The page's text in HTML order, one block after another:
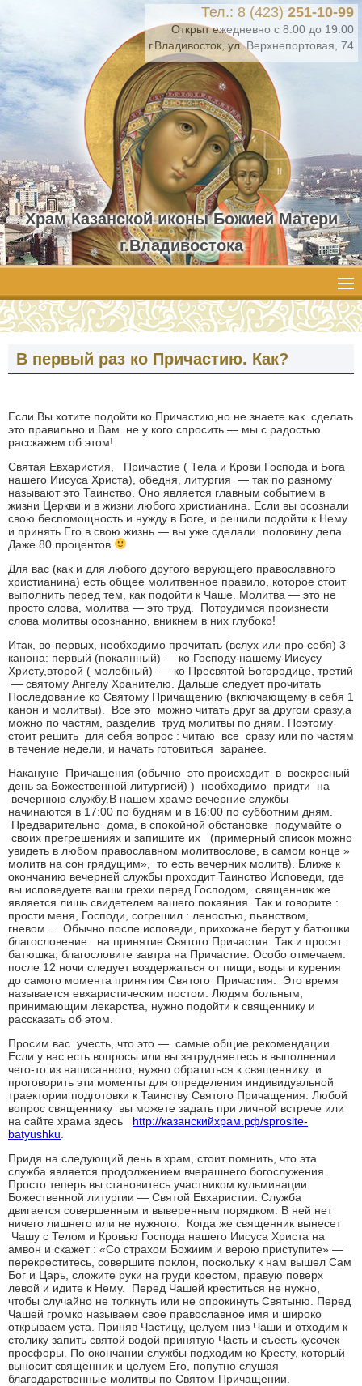
Тел.: 8 (423) 251-10-99
Открыт ежедневно с 8:00 до 19:00
г.Владивосток, ул. Верхнепортовая, 74
Храм Казанской иконы Божией Матери
г.Владивостока
В первый раз ко Причастию. Как?
Если Вы хотите подойти ко Причастию,но не знаете как сделать
это правильно и Вам не у кого спросить — мы с радостью
расскажем об этом!
Святая Евхаристия, Причастие ( Тела и Крови Господа и Бога
нашего Иисуса Христа), обедня, литургия — так по разному
называют это Таинство. Оно является главным событием в
жизни Церкви и в жизни любого христианина. Если вы осознали
свою беспомощность и нужду в Боге, и решили подойти к Нему
и принять Его в свою жизнь — вы уже сделали половину дела.
Даже 80 процентов
Для вас (как и для любого другого верующего православного
христианина) есть общее молитвенное правило, которое стоит
выполнить перед тем, как подойти к Чаше. Молитва — это не
просто слова, молитва — это труд. Потрудимся произнести
слова молитвы осознанно, вникнем в них глубоко!
Итак, во-первых, необходимо прочитать (вслух или про себя) 3
канона: первый (покаянный) — ко Господу нашему Иисусу
Христу,второй ( молебный) — ко Пресвятой Богородице, третий
— святому Ангелу Хранителю. Дальше следует прочитать
Последование ко Святому Причащению (включающему в себя 1
канон и молитвы). Все это можно читать друг за другом сразу,а
можно по частям, разделив труд молитвы по дням. Поэтому
стоит решить для себя вопрос : читаю все сразу или по частям
в течение недели, и начать готовиться заранее.
Накануне Причащения (обычно это происходит в воскресный
день за Божественной литургией) ) необходимо придти на
вечернюю службу.В нашем храме вечерние службы
начинаются в 17:00 по будням и в 16:00 по субботним дням.
Предварительно дома, в спокойной обстановке подумайте о
своих прегрешениях и запишите их (примерный список можно
увидеть в любом православном молитвослове, в самом конце »
молитв на сон грядущим», то есть вечерних молитв). Ближе к
окончанию вечерней службы проходит Таинство Исповеди, где
вы исповедуете ваши грехи перед Господом, священник же
является лишь свидетелем вашего покаяния. Так и говорите :
прости меня, Господи, согрешил : леностью, пьянством,
гневом… Обычно после исповеди, прихожане берут у батюшки
благословение на принятие Святого Причастия. Так и просят :
батюшка, благословите завтра на Причастие. Особо отмечаем:
после 12 ночи следует воздержаться от пищи, воды и курения
до самого момента принятия Святого Причастия. Это время
называется евхаристическим постом. Людям больным,
принимающим лекарства, нужно подойти к священнику и
рассказать об этом.
Просим вас учесть, что это — самые общие рекомендации.
Если у вас есть вопросы или вы затрудняетесь в выполнении
чего-то из написанного, нужно обратиться к священнику и
проговорить эти моменты для определения индивидуальной
траектории подготовки к Таинству Святого Причащения. Любой
вопрос священнику вы можете задать при личной встрече или
на сайте храма здесь http://казанскийхрам.рф/sprosite-
batyushku
Придя на следующий день в храм, стоит помнить, что эта
служба является продолжением вчерашнего богослужения.
Просто теперь вы становитесь участником кульминации
Божественной литургии — Святой Евхаристии. Служба
двигается совершенным и выверенным порядком. В ней нет
ничего лишнего или не нужного. Когда же священник вынесет
Чашу с Телом и Кровью Господа нашего Иисуса Христа на
амвон и скажет : «Со страхом Божиим и верою приступите» —
перекреститесь, совершите поклон, поскольку к нам вышел Сам
Бог и Царь, сложите руки на груди крестом, правую поверх
левой и идите к Нему. Перед Чашей креститься не нужно,
чтобы случайно не толкнуть или не опрокинуть Святыню. Перед
Чашей громко называем свое православное имя и широко
открываем уста. Приняв Частицу, целуем низ Чаши и отходим к
столику запить святой водой принятую Часть и съесть кусочек
просфоры. По окончании службы подходим ко Кресту, который
выносит священник и целуем Его, попутно слушая
благодарственные молитвы по Святом Причащении.